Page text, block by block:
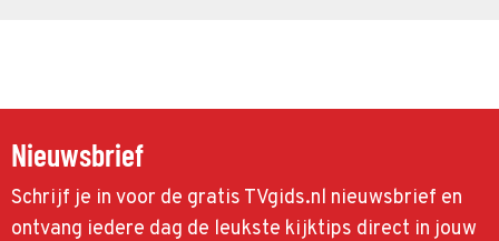
Nieuwsbrief
Schrijf je in voor de gratis TVgids.nl nieuwsbrief en
ontvang iedere dag de leukste kijktips direct in jouw